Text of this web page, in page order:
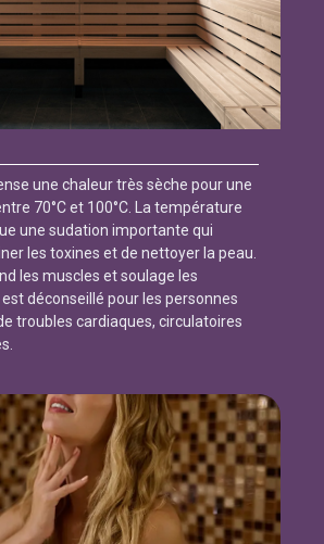
une chaleur très sèche pour une
70°C et 100°C. La température
une sudation importante qui
les toxines et de nettoyer la peau.
les muscles et soulage les
déconseillé pour les personnes
troubles cardiaques, circulatoires